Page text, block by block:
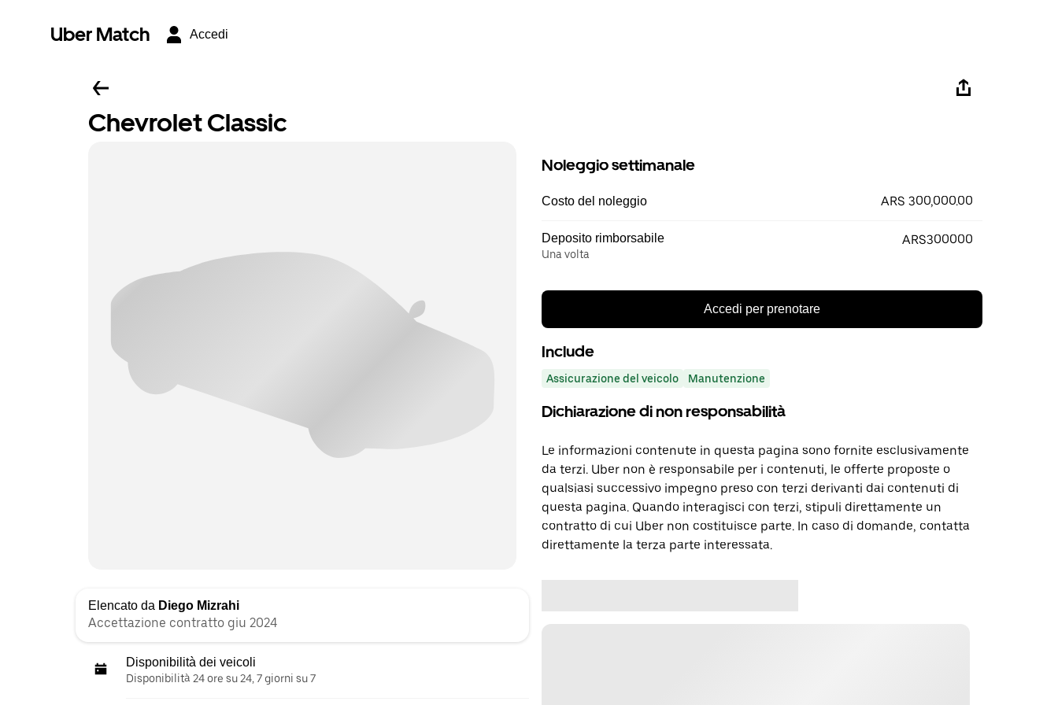
Uber Match Accedi
Chevrolet Classic
Elencato da Diego Mizrahi
Accettazione contratto giu 2024
Disponibilità dei veicoli
Disponibilità 24 ore su 24, 7 giorni su 7
Noleggio settimanale
Costo del noleggio ARS 300,000.00
Deposito rimborsabile
Una volta
ARS300000
Accedi per prenotare
Include
Assicurazione del veicolo Manutenzione
Dichiarazione di non responsabilità
Le informazioni contenute in questa pagina sono fornite esclusivamente
da terzi. Uber non è responsabile per i contenuti, le offerte proposte o
qualsiasi successivo impegno preso con terzi derivanti dai contenuti di
questa pagina. Quando interagisci con terzi, stipuli direttamente un
contratto di cui Uber non costituisce parte. In caso di domande, contatta
direttamente la terza parte interessata.